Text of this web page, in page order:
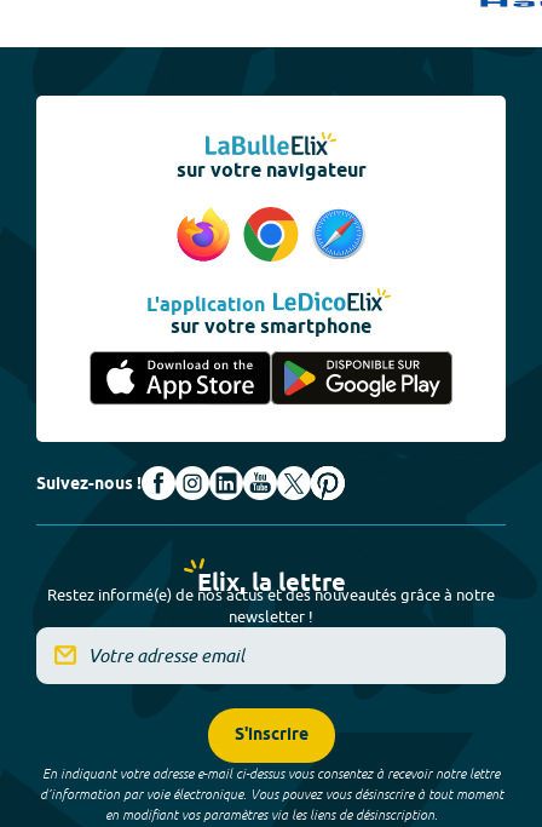
sur votre navigateur
L'application
sur votre smartphone
Suivez-nous !
Elix, la lettre
Restez informé(e) de nos actus et des nouveautés grâce à notre
newsletter !
S'inscrire
En indiquant votre adresse e-mail ci-dessus vous consentez à recevoir notre lettre
d’information par voie électronique. Vous pouvez vous désinscrire à tout moment
en modifiant vos paramètres via les liens de désinscription.